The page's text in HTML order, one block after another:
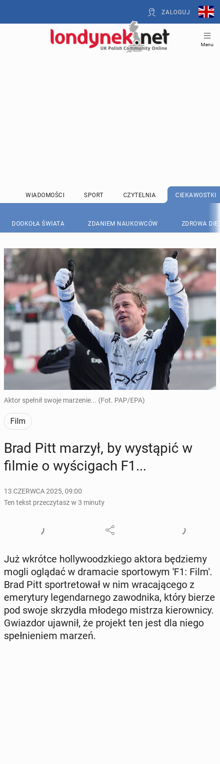
ZALOGUJ
Menu
WIADOMOŚCI SPORT CZYTELNIA CIEKAWOSTKI
DOOKOŁA ŚWIATA ZDANIEM NAUKOWCÓW ZDROWA
Aktor spełnił swoje marzenie... (Fot. PAP/EPA)
Film
Brad Pitt marzył, by wy­stą­pić w
filmie o wy­ści­gach F1...
13 CZERWCA 2025, 09:00
Ten tekst przeczytasz w 3 minuty
Już wkrótce hol­ly­wo­odz­kie­go aktora bę­dzie­my
mogli oglądać w dra­ma­cie spor­to­wym 'F1: Film'.
Brad Pitt spor­tre­to­wał w nim wra­ca­ją­ce­go z
eme­ry­tu­ry le­gen­dar­ne­go za­wod­ni­ka, który bierze
pod swoje skrzy­dła młodego mistrza kie­row­ni­cy.
Gwiaz­dor ujawnił, że projekt ten jest dla niego
speł­nie­niem marzeń.